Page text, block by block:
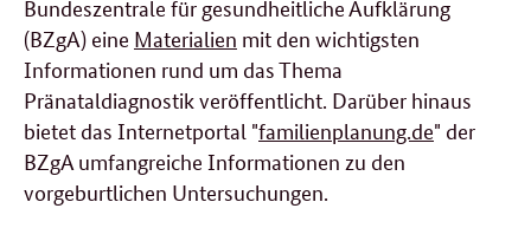
Bundeszentrale für gesundheitliche Aufklärung
(BZgA) eine Materialien mit den wichtigsten
Informationen rund um das Thema
Pränataldiagnostik veröffentlicht. Darüber hinaus
bietet das Internetportal "familienplanung.de" der
BZgA umfangreiche Informationen zu den
vorgeburtlichen Untersuchungen.